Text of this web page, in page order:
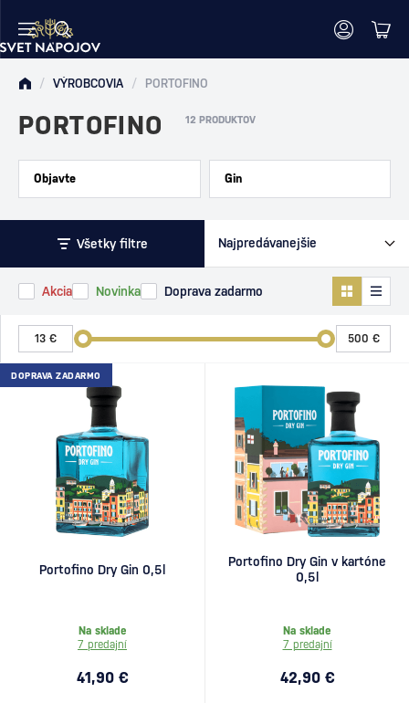
/ VÝROBCOVIA / PORTOFINO
PORTOFINO 12 PRODUKTOV
Objavte Gin
Všetky filtre
Akcia Novinka Doprava zadarmo
DOPRAVA ZADARMO
Portofino Dry Gin 0,5l
Na sklade
7 predajní
41,90 €
Portofino Dry Gin v kartóne
0,5l
Na sklade
7 predajní
42,90 €